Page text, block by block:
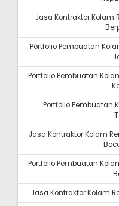
Jasa Kontraktor Kolam
Portfolio Pembuatan
Portfolio Pembuatan
Portfolio Pembuatan
Jasa Kontraktor Kolam
Portfolio Pembuatan
Jasa Kontraktor Kolam